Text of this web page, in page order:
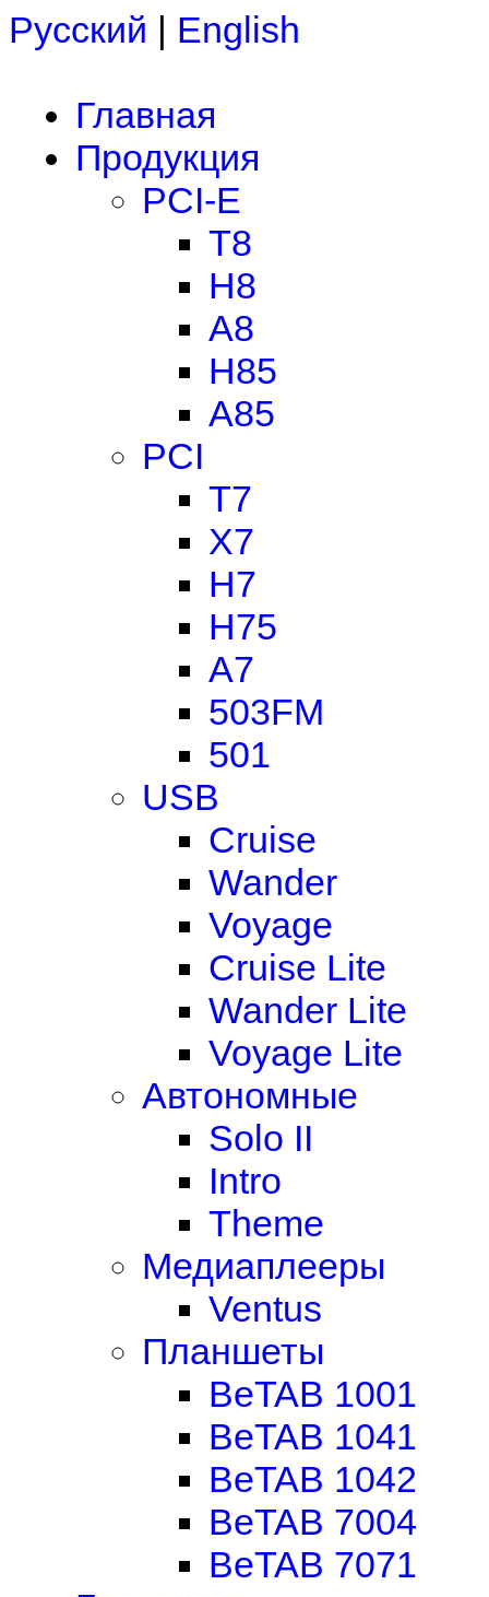
Русский | English
Главная
Продукция
PCI-E
T8
H8
A8
H85
A85
PCI
T7
X7
H7
H75
A7
503FM
501
USB
Cruise
Wander
Voyage
Cruise Lite
Wander Lite
Voyage Lite
Автономные
Solo II
Intro
Theme
Медиаплееры
Ventus
Планшеты
BeTAB 1001
BeTAB 1041
BeTAB 1042
BeTAB 7004
BeTAB 7071